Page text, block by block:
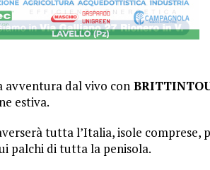
avventura dal vivo con
estiva.
tutta l’Italia, isole comprese,
palchi di tutta la penisola.